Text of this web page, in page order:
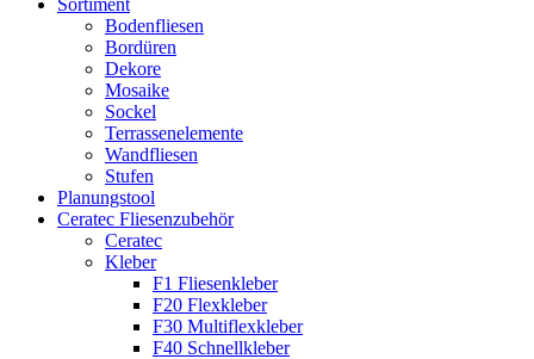
Sortiment
Bodenfliesen
Bordüren
Dekore
Mosaike
Sockel
Terrassenelemente
Wandfliesen
Stufen
Planungstool
Ceratec Fliesenzubehör
Ceratec
Kleber
F1 Fliesenkleber
F20 Flexkleber
F30 Multiflexkleber
F40 Schnellkleber